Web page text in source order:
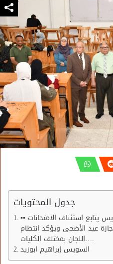
جدول المحتويات
▪︎▪︎ رئيس جامعة قناة السويس يتابع استئناف الامتحانات
عيد الأضحى ويؤكد انتظام
اللجان بمختلف الكليات….
السويس إبراهيم ابوزيد